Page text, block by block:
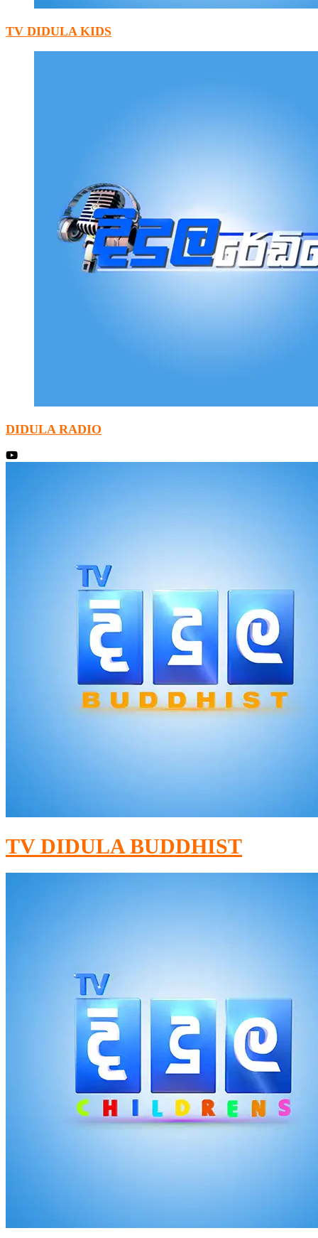
TV DIDULA KIDS
DIDULA RADIO
TV DIDULA BUDDHIST​